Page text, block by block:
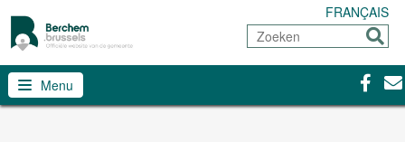
FRANÇAIS
Zoeken
Sturen
Menu